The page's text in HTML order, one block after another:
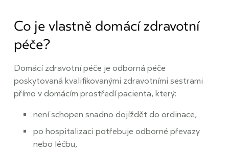
Co je vlastně domácí zdravotní
péče?
Domácí zdravotní péče je odborná péče
poskytovaná kvalifikovanými zdravotními sestrami
přímo v domácím prostředí pacienta, který:
není schopen snadno dojíždět do ordinace,
po hospitalizaci potřebuje odborné převazy
nebo léčbu,